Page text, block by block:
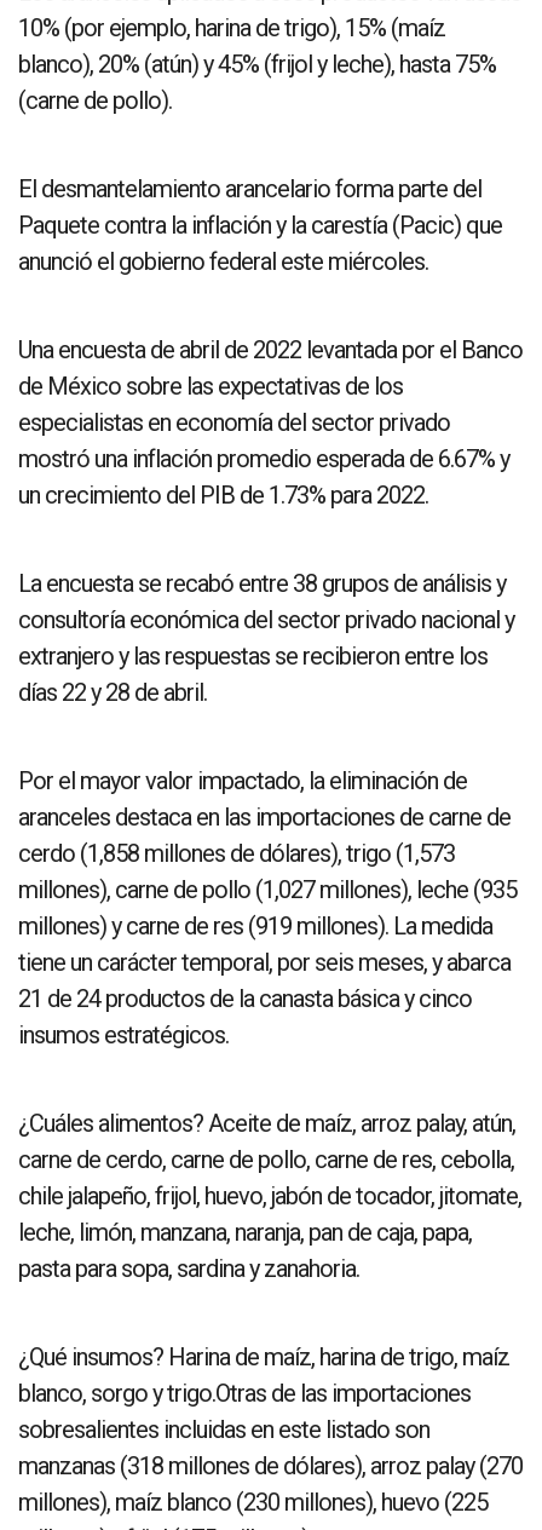
10% (por ejemplo, harina de trigo), 15% (maíz
blanco), 20% (atún) y 45% (frijol y leche), hasta 75%
(carne de pollo).
El desmantelamiento arancelario forma parte del
Paquete contra la inflación y la carestía (Pacic) que
anunció el gobierno federal este miércoles.
Una encuesta de abril de 2022 levantada por el Banco
de México sobre las expectativas de los
especialistas en economía del sector privado
mostró una inflación promedio esperada de 6.67% y
un crecimiento del PIB de 1.73% para 2022.
La encuesta se recabó entre 38 grupos de análisis y
consultoría económica del sector privado nacional y
extranjero y las respuestas se recibieron entre los
días 22 y 28 de abril.
Por el mayor valor impactado, la eliminación de
aranceles destaca en las importaciones de carne de
cerdo (1,858 millones de dólares), trigo (1,573
millones), carne de pollo (1,027 millones), leche (935
millones) y carne de res (919 millones). La medida
tiene un carácter temporal, por seis meses, y abarca
21 de 24 productos de la canasta básica y cinco
insumos estratégicos.
¿Cuáles alimentos? Aceite de maíz, arroz palay, atún,
carne de cerdo, carne de pollo, carne de res, cebolla,
chile jalapeño, frijol, huevo, jabón de tocador, jitomate,
leche, limón, manzana, naranja, pan de caja, papa,
pasta para sopa, sardina y zanahoria.
¿Qué insumos? Harina de maíz, harina de trigo, maíz
blanco, sorgo y trigo.Otras de las importaciones
sobresalientes incluidas en este listado son
manzanas (318 millones de dólares), arroz palay (270
millones), maíz blanco (230 millones), huevo (225